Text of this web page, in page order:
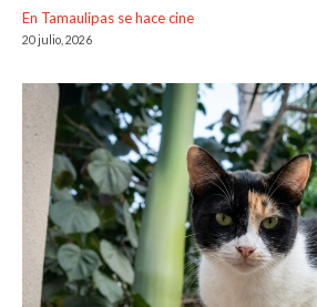
En Tamaulipas se hace cine
20 julio, 2026